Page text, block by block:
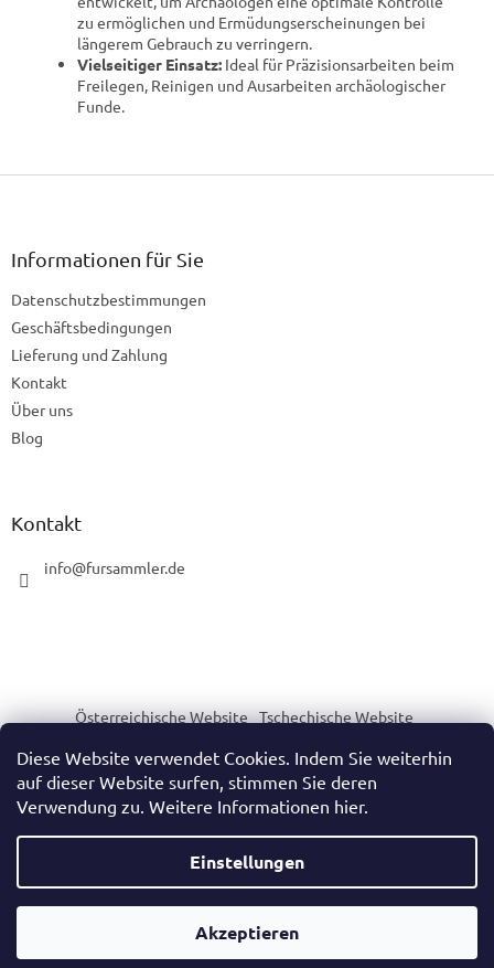
Diese Website verwendet Cookies. Indem Sie weiterhin
auf dieser Website surfen, stimmen Sie deren
Verwendung zu. Weitere Informationen hier.
Einstellungen
Akzeptieren
zu ermöglichen und Ermüdungserscheinungen bei
längerem Gebrauch zu verringern.
Vielseitiger Einsatz: Ideal für Präzisionsarbeiten beim
Freilegen, Reinigen und Ausarbeiten archäologischer
Funde.
F
Informationen für Sie
Datenschutzbestimmungen
Geschäftsbedingungen
Lieferung und Zahlung
Kontakt
Über uns
Blog
Kontakt
info@fursammler.de
Österreichische Website Tschechische Website
Copyright 2026https://www.fursammler.de/. Alle Rechte
vorbehalten.